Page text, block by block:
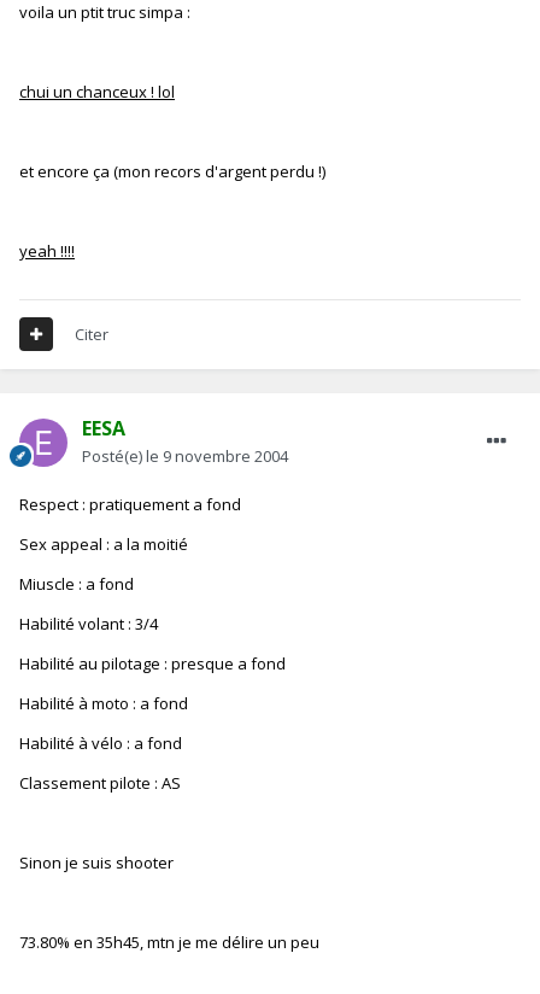
voila un ptit truc simpa :
chui un chanceux ! lol
et encore ça (mon recors d'argent perdu !)
yeah !!!!
Citer
EESA
Posté(e)le 9 novembre 2004
Respect : pratiquement a fond
Sex appeal : a la moitié
Miuscle : a fond
Habilité volant : 3/4
Habilité au pilotage : presque a fond
Habilité à moto : a fond
Habilité à vélo : a fond
Classement pilote : AS
Sinon je suis shooter
73.80% en 35h45, mtn je me délire un peu